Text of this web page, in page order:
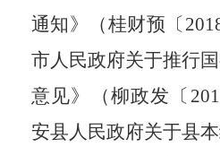
通知》（桂财预〔
市人民政府关于推行
意见》（柳政发〔
安县人民政府关于县